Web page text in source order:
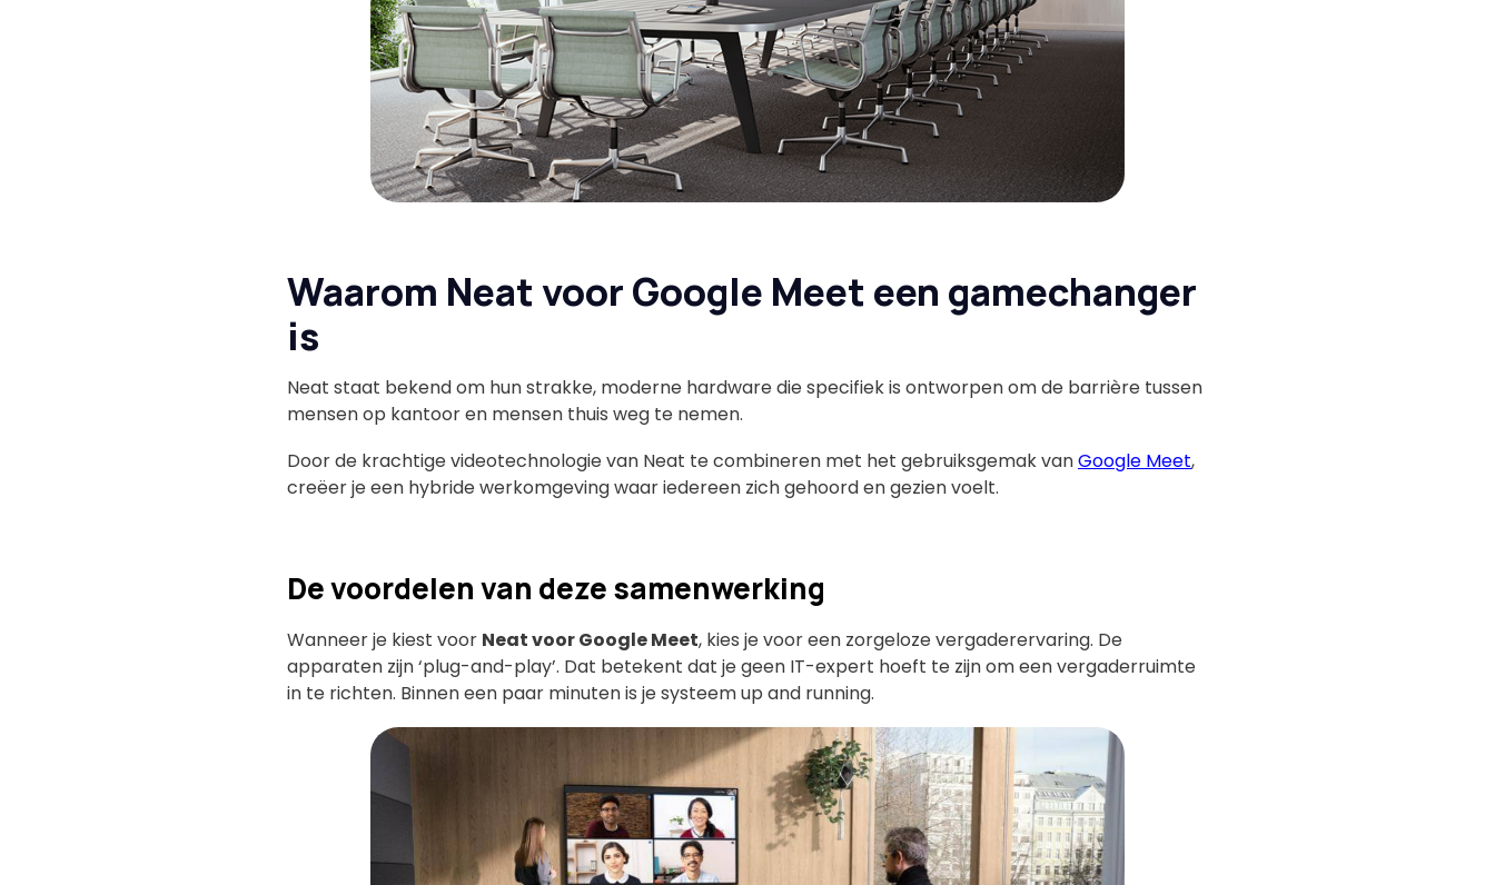
Waarom Neat voor Google Meet een gamechanger
is
Neat staat bekend om hun strakke, moderne hardware die specifiek is ontworpen om de barrière tussen
mensen op kantoor en mensen thuis weg te nemen.
Door de krachtige videotechnologie van Neat te combineren met het gebruiksgemak vanGoogle Meet,
creëer je een hybride werkomgeving waar iedereen zich gehoord en gezien voelt.
De voordelen van deze samenwerking
Wanneer je kiest voor Neat voor Google Meet, kies je voor een zorgeloze vergaderervaring. De
apparaten zijn ‘plug-and-play’. Dat betekent dat je geen IT-expert hoeft te zijn om een vergaderruimte
in te richten. Binnen een paar minuten is je systeem up and running.